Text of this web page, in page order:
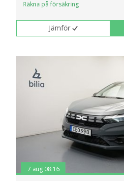
klickar du på Anpassa. Du kan
Räkna på försäkring
Jämför
7 aug 08:16